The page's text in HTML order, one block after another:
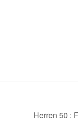
Herren 50 :